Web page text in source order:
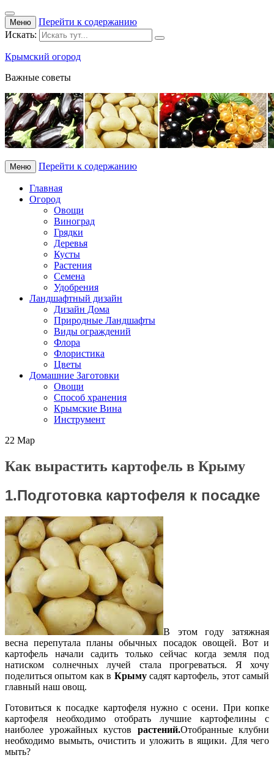
Меню
Перейти к содержанию
Искать:
Крымский огород
Важные советы
Меню Перейти к содержанию
Главная
Огород
Овощи
Виноград
Грядки
Деревья
Кусты
Растения
Семена
Удобрения
Ландшафтный дизайн
Дизайн Дома
Природные Ландшафты
Виды ограждений
Флора
Флористика
Цветы
Домашние Заготовки
Овощи
Способ хранения
Крымские Вина
Инструмент
22 Мар
Как вырастить картофель в Крыму
1.Подготовка картофеля к посадке
В этом году затяжная
весна перепутала планы обычных посадок овощей. Вот и
картофель начали садить только сейчас когда земля под
натиском солнечных лучей стала прогреваться. Я хочу
поделиться опытом как в Крымусадят картофель, этот самый
главный наш овощ.
Готовиться к посадке картофеля нужно с осени. При копке
картофеля необходимо отобрать лучшие картофелины с
наиболее урожайных кустов растений.Отобранные клубни
необходимо вымыть, очистить и уложить в ящики. Для чего
мыть?